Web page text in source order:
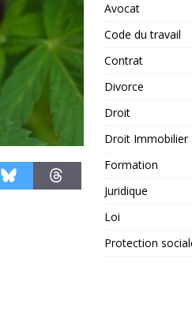
Avocat
Code du travail
Contrat
Divorce
Droit
Droit Immobilier
Formation
Juridique
Loi
Protection